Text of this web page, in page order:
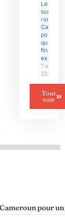
Le
sur la
route du
pour un
quart de
finale
explosif
7 août
2026
Tout
voir
pour